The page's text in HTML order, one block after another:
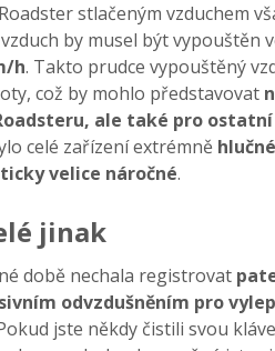
stlačeným vzduchem
by musel být vypouštěn
h. Takto prudce vypouštěný
což by mohlo představovat
ale také pro
celé zařízení extrémně hlučné
velice náročné.
jinak
době nechala registrovat
odvzdušněním pro
jste někdy čistili svou